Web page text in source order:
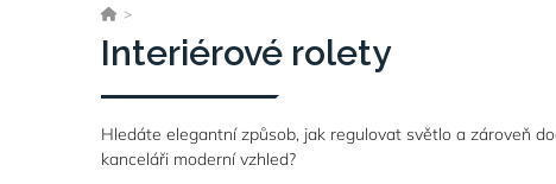
>
Interiérové rolety
Hledáte elegantní způsob, jak regulovat světlo a zároveň
kanceláři moderní vzhled?